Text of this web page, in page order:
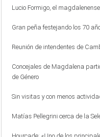
Lucio Formigo, el
Gran peña festejando los 70
Reunión de intendentes de
Concejales de Magdalena
de Género
Sin visitas y con menos
Matías Pellegrini cerca de la